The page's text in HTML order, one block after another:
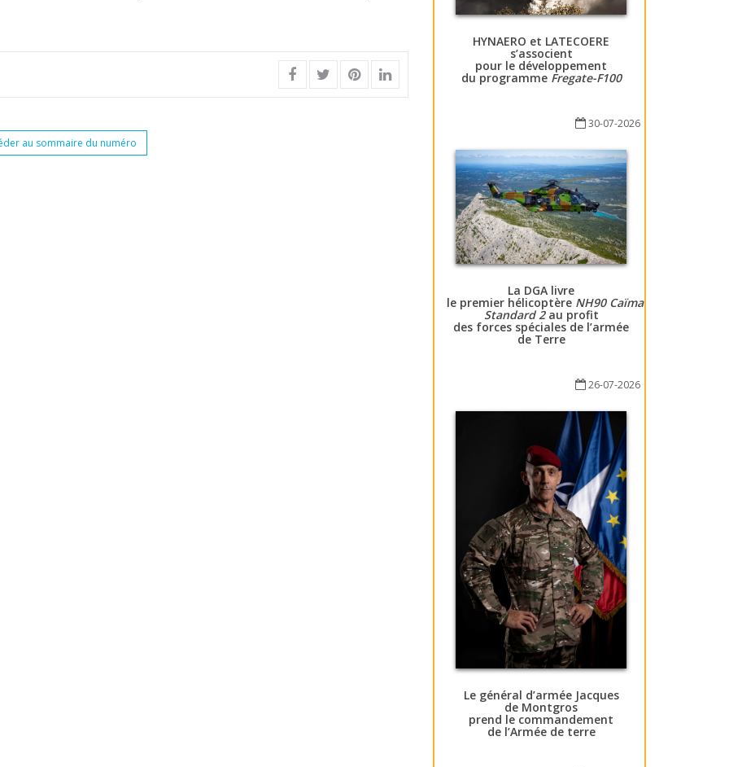
au sommaire du numéro
HYNAERO et LATECOERE
s’associent
pour le développement
du programme Fregate-F100
30-07-2026
La DGA livre
le premier hélicoptère NH90 Caïman
Standard 2au profit
des forces spéciales de l’armée
de Terre
26-07-2026
Le général d’armée Jacques
de Montgros
prend le commandement
de l’Armée de terre